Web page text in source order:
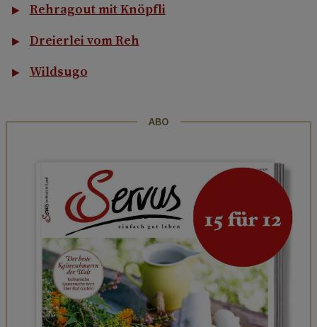
Rehragout mit Knöpfli
Dreierlei vom Reh
Wildsugo
ABO